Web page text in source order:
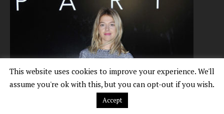
This website uses cookies to improve your experience. We'll
assume you're ok with this, but you can opt-out if you wish.
Accept